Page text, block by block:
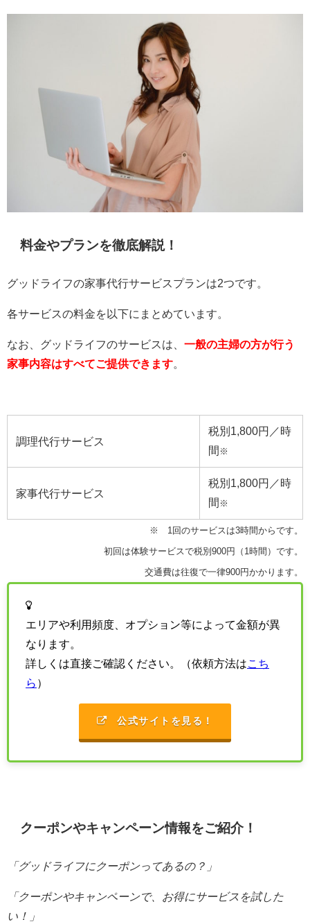
料金やプランを徹底解説！
グッドライフの家事代行サービスプランは2つです。
各サービスの料金を以下にまとめています。
なお、グッドライフのサービスは、 一般の主婦の方が行う
家事内容はすべてご提供できます
調理代行サービス
税別1,800円／時
間 ※
家事代行サービス
税別1,800円／時
間 ※
※ 1回のサービスは3時間からです。
初回は体験サービスで税別900円（1時間）です。
交通費は往復で一律900円かかります。
エリアや利用頻度、オプション等によって金額が異
なります。
詳しくは直接ご確認ください。（依頼方法は こち
ら ）
公式サイトを見る！
クーポンやキャンペーン情報をご紹介！
「グッドライフにクーポンってあるの？」
「クーポンやキャンペーンで、お得にサービスを試した
い！」